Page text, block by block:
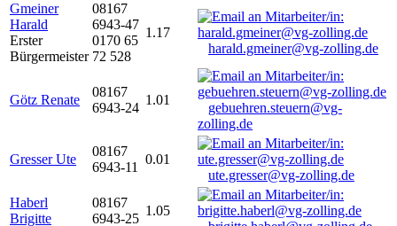
Gmeiner
Harald
Erster
Bürgermeister
08167
6943-47
0170 65
72 528
1.17
harald.gmeiner@vg-zolling.de
Götz Renate
08167
6943-24
1.01
gebuehren.steuern@vg-
zolling.de
Gresser Ute
08167
6943-11
0.01
ute.gresser@vg-zolling.de
Haberl
Brigitte
08167
6943-25
1.05